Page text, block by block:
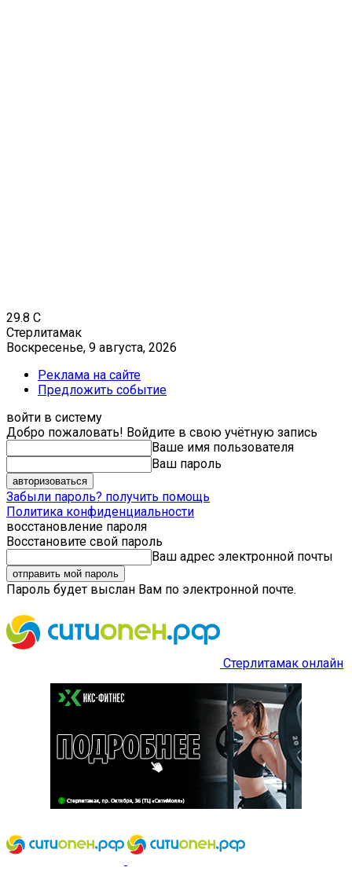
29.8 C
Стерлитамак
Воскресенье, 9 августа, 2026
Реклама на сайте
Предложить событие
войти в систему
Добро пожаловать! Войдите в свою учётную запись
Ваше имя пользователя
Ваш пароль
Забыли пароль? получить помощь
Политика конфиденциальности
восстановление пароля
Восстановите свой пароль
Ваш адрес электронной почты
Пароль будет выслан Вам по электронной почте.
Стерлитамак онлайн